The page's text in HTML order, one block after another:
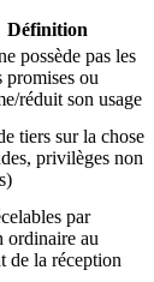
Définition
possède pas les
promises ou
réduit son usage
tiers sur la chose
privilèges non
par
ordinaire au
de la réception